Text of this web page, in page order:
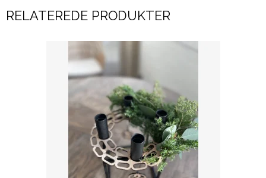
RELATEREDE PRODUKTER